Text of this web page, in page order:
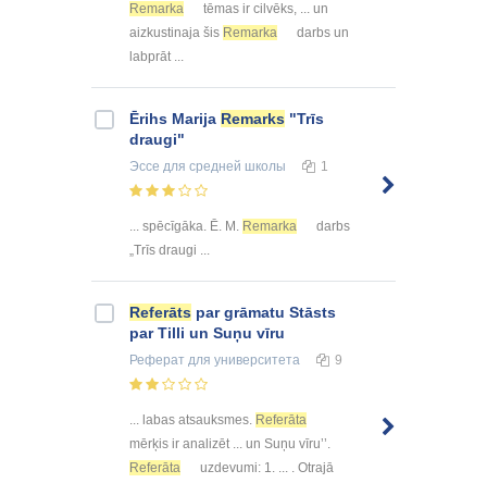
Remarka
tēmas ir cilvēks, ... un
aizkustinaja šis Remarka
darbs un
labprāt ...
Ērihs Marija Remarks "Trīs
draugi"
Эссе для средней школы 1
... spēcīgāka. Ē. M. Remarka
darbs
„Trīs draugi ...
Referāts par grāmatu Stāsts
par Tilli un Suņu vīru
Реферат для университета 9
... labas atsauksmes. Referāta
mērķis ir analizēt ... un Suņu vīru’’.
Referāta
uzdevumi: 1. ... . Otrajā